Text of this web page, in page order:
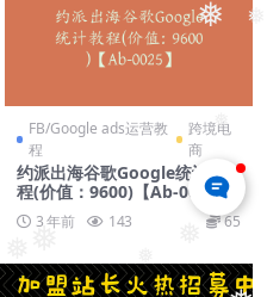
❅
❅
❅ ❅
❅
FB/Google ads运营教
程
跨境电
商
约派出海谷歌Google统计教
程(价值：9600)【Ab-0025】
3 年前 143 65